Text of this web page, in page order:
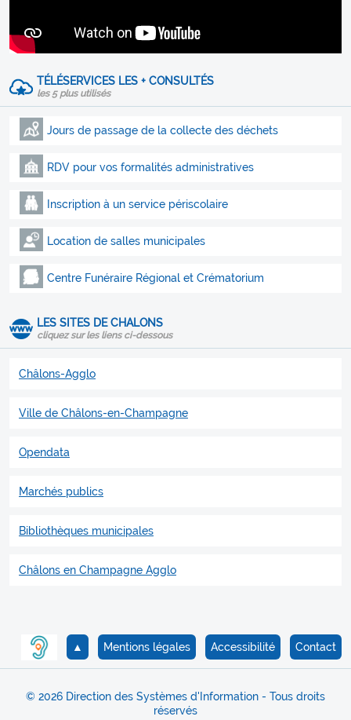
TÉLÉSERVICES LES + CONSULTÉS
les 5 plus utilisés
Jours de passage de la collecte des déchets
RDV pour vos formalités administratives
Inscription à un service périscolaire
Location de salles municipales
Centre Funéraire Régional et Crématorium
LES SITES DE CHALONS
cliquez sur les liens ci-dessous
Châlons-Agglo
Ville de Châlons-en-Champagne
Opendata
Marchés publics
Bibliothèques municipales
Châlons en Champagne Agglo
Contact
Accessibilité
Mentions légales
▲
© 2026 Direction des Systèmes d'Information - Tous droits
réservés